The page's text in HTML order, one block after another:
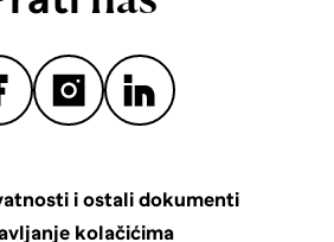
i ostali dokumenti
kolačićima